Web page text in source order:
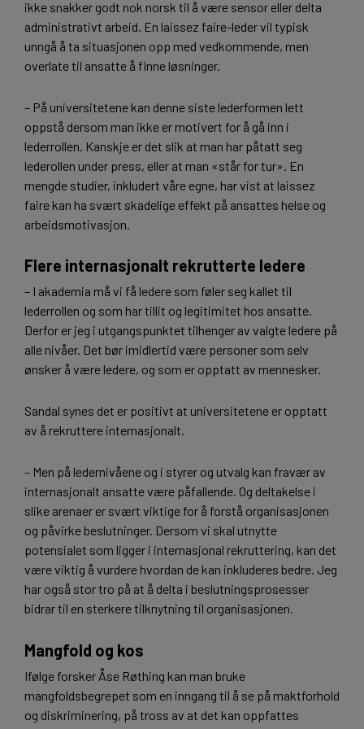
ikke snakker godt nok norsk til å være sensor eller delta
administrativt arbeid. En laissez faire-leder vil typisk
unngå å ta situasjonen opp med vedkommende, men
overlate til ansatte å finne løsninger.
– På universitetene kan denne siste lederformen lett
oppstå dersom man ikke er motivert for å gå inn i
lederrollen. Kanskje er det slik at man har påtatt seg
lederollen under press, eller at man «står for tur». En
mengde studier, inkludert våre egne, har vist at laissez
faire kan ha svært skadelige effekt på ansattes helse og
arbeidsmotivasjon.
Flere internasjonalt rekrutterte ledere
– I akademia må vi få ledere som føler seg kallet til
lederrollen og som har tillit og legitimitet hos ansatte.
Derfor er jeg i utgangspunktet tilhenger av valgte ledere på
alle nivåer. Det bør imidlertid være personer som selv
ønsker å være ledere, og som er opptatt av mennesker.
Sandal synes det er positivt at universitetene er opptatt
av å rekruttere internasjonalt.
– Men på ledernivåene og i styrer og utvalg kan fravær av
internasjonalt ansatte være påfallende. Og deltakelse i
slike arenaer er svært viktige for å forstå organisasjonen
og påvirke beslutninger. Dersom vi skal utnytte
potensialet som ligger i internasjonal rekruttering, kan det
være viktig å vurdere hvordan de kan inkluderes bedre. Jeg
har også stor tro på at å delta i beslutningsprosesser
bidrar til en sterkere tilknytning til organisasjonen.
Mangfold og kos
Ifølge forsker Åse Røthing kan man bruke
mangfoldsbegrepet som en inngang til å se på maktforhold
og diskriminering, på tross av at det kan oppfattes